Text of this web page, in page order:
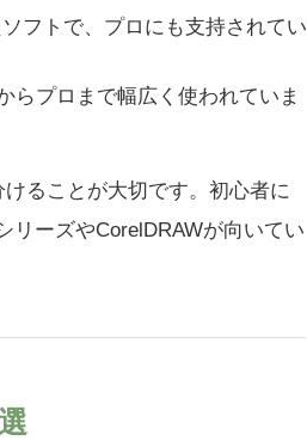
フトで、プロにも支持されてい
らプロまで幅広く使われていま
ることが大切です。初心者に
リーズやCorelDRAWが向いてい